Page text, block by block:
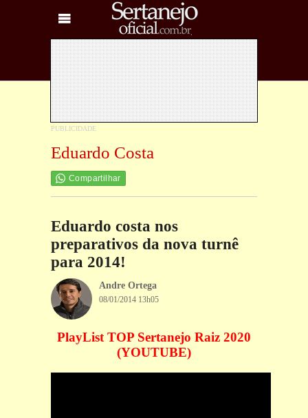
Eduardo Costa
Compartilhar
Eduardo costa nos
preparativos da nova turnê
para 2014!
Andre Ortega
08/01/2014 13h05
PlayList TOP Sertanejo Raiz 2020
(YOUTUBE)